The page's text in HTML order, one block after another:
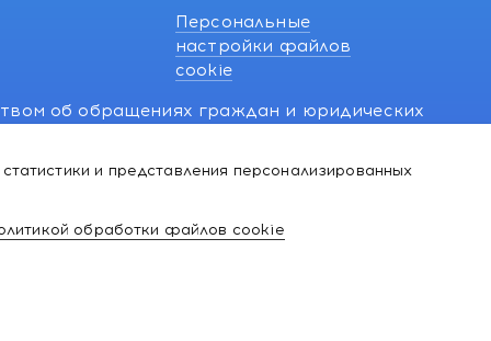
и представления персонализированных
обработки файлов cookie
Персональные
настройки файлов
cookie
об обращениях граждан и юридических
о нарушении их прав, предусмотренных